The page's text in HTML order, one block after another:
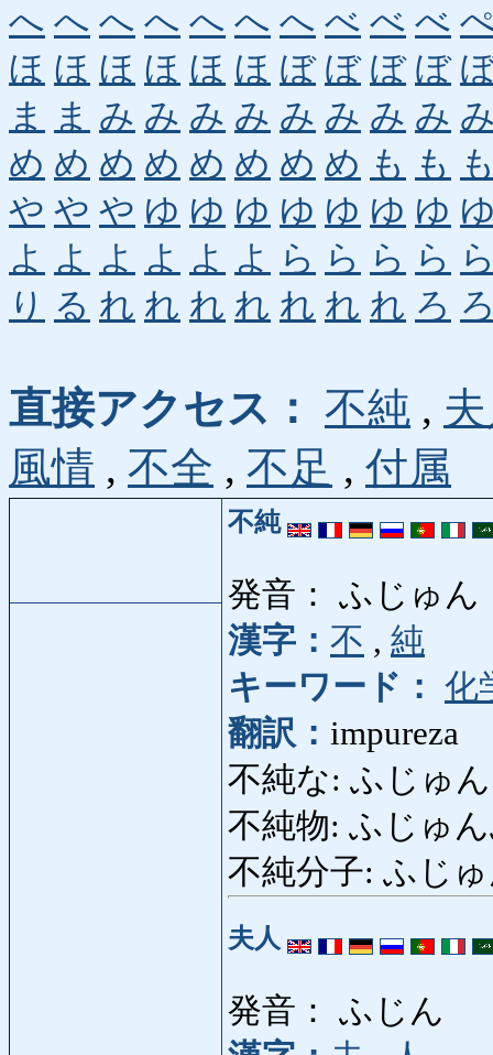
へ へ へ へ へ へ へ べ べ べ
ほ ほ ほ ほ ほ ほ ぼ ぼ ぼ ぼ
ま
ま み み み み み み み み
め め め め め め め め も も
や や や ゆ ゆ ゆ ゆ ゆ ゆ ゆ
よ よ よ よ よ よ ら ら ら ら
り る れ れ れ れ れ れ れ ろ
直接アクセス： 不純 ,
風情 , 不全 , 不足 , 付属
不純
発音： ふじゅん
漢字： 不 , 純
キーワード： 化
翻訳： impureza
不純な: ふじゅ
不純物: ふじゅ
不純分子: ふじ
夫人
発音： ふじん